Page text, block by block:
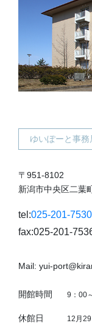
ゆいぽーと事務
〒951-8102
新潟市中央区二葉
tel:025-201-7530
fax:025-201-
Mail: yui-
開館時間 9：00
休館日 12月